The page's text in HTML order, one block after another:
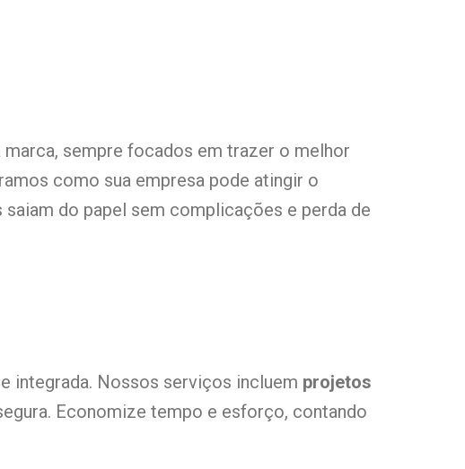
sempre focados em trazer o melhor
como sua empresa pode atingir o
do papel sem complicações e perda de
integrada. Nossos serviços incluem projetos
Economize tempo e esforço, contando